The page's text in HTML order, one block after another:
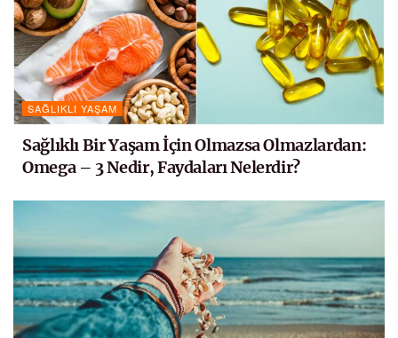
SAĞLIKLI YAŞAM
Sağlıklı Bir Yaşam İçin Olmazsa Olmazlardan:
Omega – 3 Nedir, Faydaları Nelerdir?